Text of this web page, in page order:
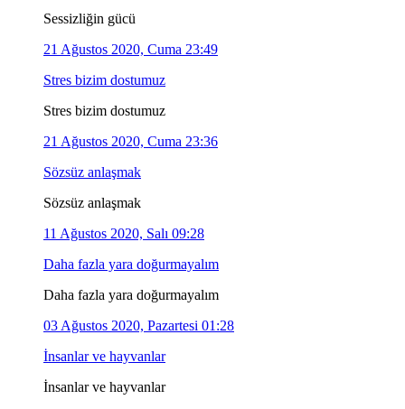
Sessizliğin gücü
21 Ağustos 2020, Cuma 23:49
Stres bizim dostumuz
Stres bizim dostumuz
21 Ağustos 2020, Cuma 23:36
Sözsüz anlaşmak
Sözsüz anlaşmak
11 Ağustos 2020, Salı 09:28
Daha fazla yara doğurmayalım
Daha fazla yara doğurmayalım
03 Ağustos 2020, Pazartesi 01:28
İnsanlar ve hayvanlar
İnsanlar ve hayvanlar